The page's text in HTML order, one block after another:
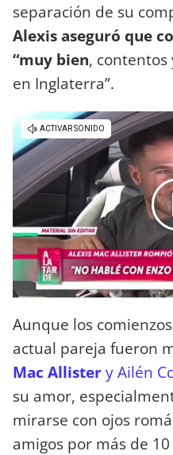
separación de su
Alexis aseguró que
“muy bien,
en Inglaterra”.
Aunque los
actual pareja fueron
Mac Allistery Ailén
su amor,
mirarse con ojos
amigos por más de 10